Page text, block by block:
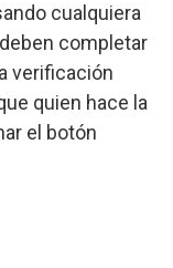
cualquiera
completar
verificación
quien hace la
el botón